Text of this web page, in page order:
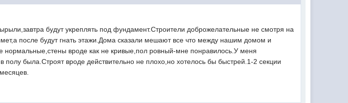
будут укреплять под фундамент.Строители доброжелательные не смотря на
после будут гнать этажи.Дома сказали мешают все что между нашим домом и
нормальные,стены вроде как не кривые,пол ровный-мне понравилось.У меня
полу была.Строят вроде действительно не плохо,но хотелось бы быстрей.1-2 секции